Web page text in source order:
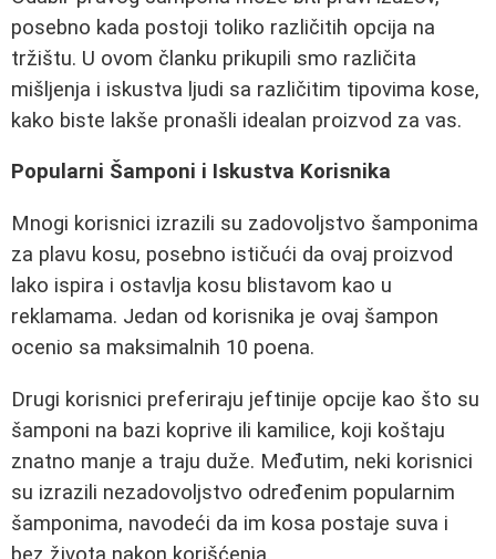
posebno kada postoji toliko različitih opcija na
tržištu. U ovom članku prikupili smo različita
mišljenja i iskustva ljudi sa različitim tipovima kose,
kako biste lakše pronašli idealan proizvod za vas.
Popularni Šamponi i Iskustva Korisnika
Mnogi korisnici izrazili su zadovoljstvo šamponima
za plavu kosu, posebno ističući da ovaj proizvod
lako ispira i ostavlja kosu blistavom kao u
reklamama. Jedan od korisnika je ovaj šampon
ocenio sa maksimalnih 10 poena.
Drugi korisnici preferiraju jeftinije opcije kao što su
šamponi na bazi koprive ili kamilice, koji koštaju
znatno manje a traju duže. Međutim, neki korisnici
su izrazili nezadovoljstvo određenim popularnim
šamponima, navodeći da im kosa postaje suva i